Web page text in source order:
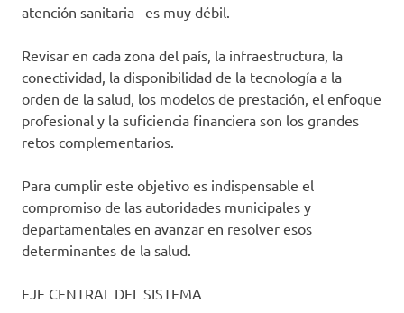
atención sanitaria– es muy débil.
Revisar en cada zona del país, la infraestructura, la
conectividad, la disponibilidad de la tecnología a la
orden de la salud, los modelos de prestación, el enfoque
profesional y la suficiencia financiera son los grandes
retos complementarios.
Para cumplir este objetivo es indispensable el
compromiso de las autoridades municipales y
departamentales en avanzar en resolver esos
determinantes de la salud.
EJE CENTRAL DEL SISTEMA